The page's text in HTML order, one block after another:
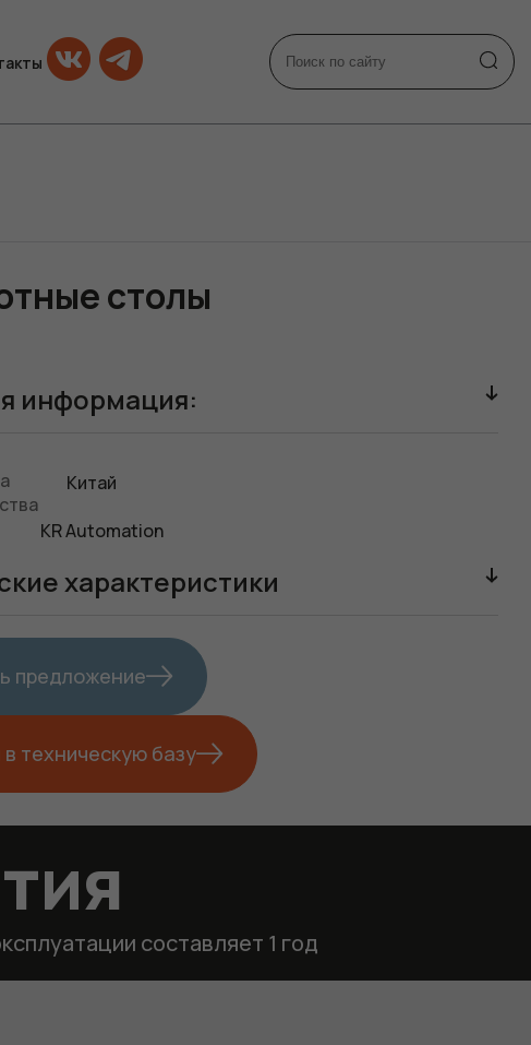
столы
информация:
Китай
KR Automation
характеристики
предложение
техническую базу
составляет 1 год